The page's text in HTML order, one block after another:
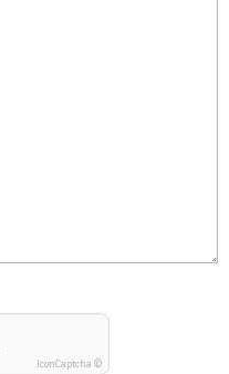
IconCaptcha ©